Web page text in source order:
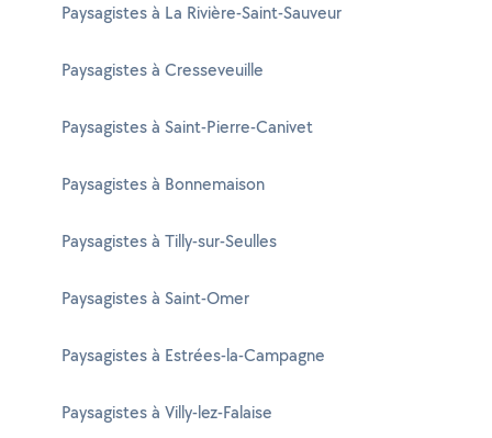
Paysagistes à La Rivière-Saint-Sauveur
Paysagistes à Cresseveuille
Paysagistes à Saint-Pierre-Canivet
Paysagistes à Bonnemaison
Paysagistes à Tilly-sur-Seulles
Paysagistes à Saint-Omer
Paysagistes à Estrées-la-Campagne
Paysagistes à Villy-lez-Falaise